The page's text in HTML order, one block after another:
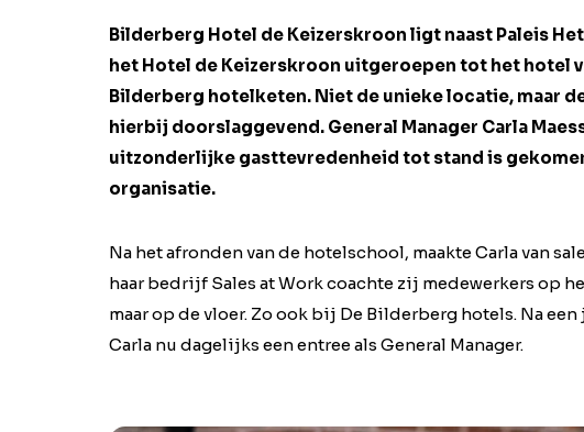
Bilderberg Hotel de Keizerskroon ligt naast Paleis
het Hotel de Keizerskroon uitgeroepen tot het hotel
Bilderberg hotelketen. Niet de unieke locatie, maar
hierbij doorslaggevend. General Manager Carla
uitzonderlijke gasttevredenheid tot stand is
organisatie.
Na het afronden van de hotelschool, maakte Carla van
haar bedrijf Sales at Work coachte zij medewerkers op
maar op de vloer. Zo ook bij De Bilderberg hotels. Na
Carla nu dagelijks een entree als General Manager.